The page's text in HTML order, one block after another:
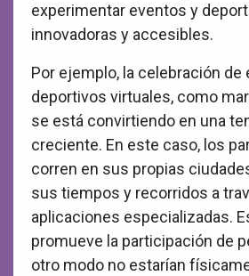
experimentar eventos y
innovadoras y accesibles.
Por ejemplo, la celebración de
deportivos virtuales, como
se está convirtiendo en una
creciente. En este caso, los
corren en sus propias
sus tiempos y recorridos a
aplicaciones especializadas.
promueve la participación de
otro modo no estarían